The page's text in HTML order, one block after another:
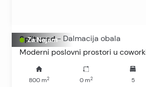
Za Najam
Split grad - Dalmacija obala
Moderni poslovni prostori u
800 m2 0m2 5